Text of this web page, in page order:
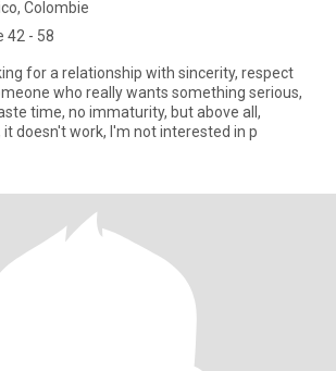
Colombie
42 - 58
for a relationship with sincerity, respect
who really wants something serious,
time, no immaturity, but above all,
doesn't work, I'm not interested in p